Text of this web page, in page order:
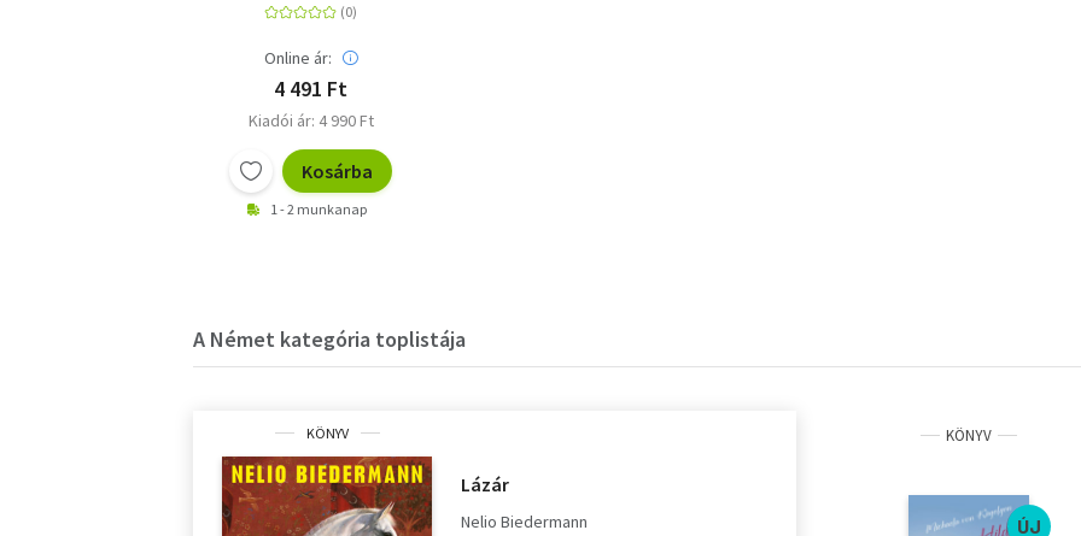
Online ár:
4 491 Ft
Kiadói ár: 4 990 Ft
Kosárba
1 - 2 munkanap
A Német kategória toplistája
KÖNYV
Lázár
Nelio Biedermann
KÖNYV
ÚJ